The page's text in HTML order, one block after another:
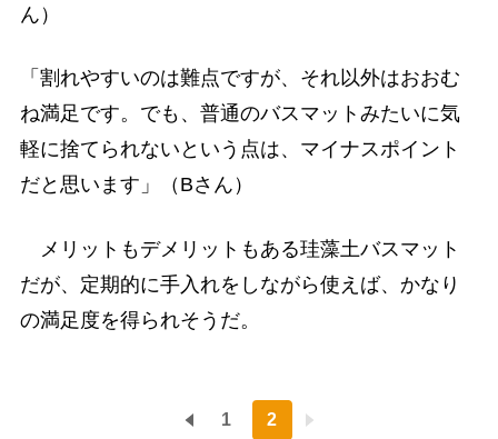
ん）
「割れやすいのは難点ですが、それ以外はおおむ
ね満足です。でも、普通のバスマットみたいに気
軽に捨てられないという点は、マイナスポイント
だと思います」（Bさん）
メリットもデメリットもある珪藻土バスマット
だが、定期的に手入れをしながら使えば、かなり
の満足度を得られそうだ。
1 2